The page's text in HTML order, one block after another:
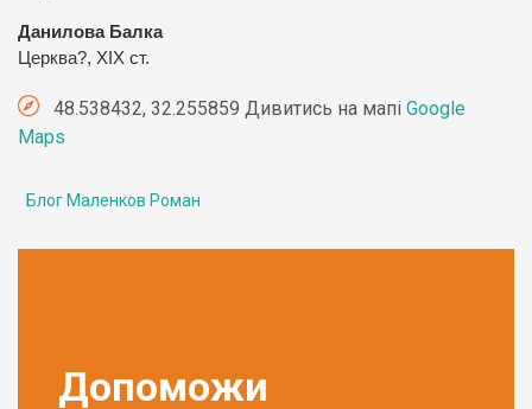
Данилова Балка
Церква?, ХІХ ст.
48.538432, 32.255859 Дивитись на мапі Google
Maps
Блог Маленков Роман
Допоможи